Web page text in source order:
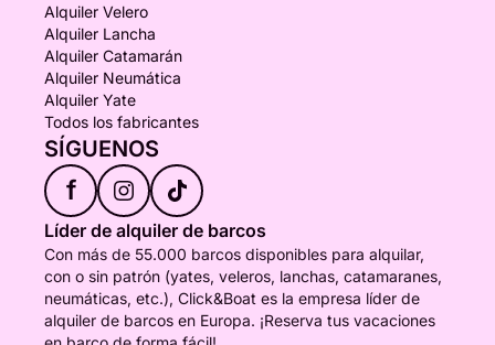
Alquiler Velero
Alquiler Lancha
Alquiler Catamarán
Alquiler Neumática
Alquiler Yate
Todos los fabricantes
SÍGUENOS
f
Líder de alquiler de barcos
Con más de 55.000 barcos disponibles para alquilar,
con o sin patrón (yates, veleros, lanchas, catamaranes,
neumáticas, etc.), Click&Boat es la empresa líder de
alquiler de barcos en Europa. ¡Reserva tus vacaciones